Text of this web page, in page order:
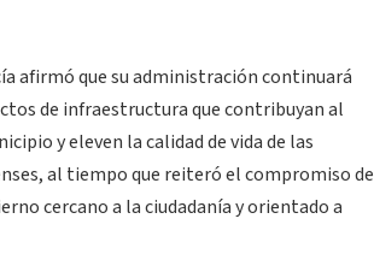
afirmó que su administración continuará
de infraestructura que contribuyan al
y eleven la calidad de vida de las
al tiempo que reiteró el compromiso de
cercano a la ciudadanía y orientado a